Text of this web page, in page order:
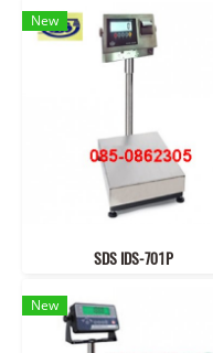
New
SDS IDS-701P
New